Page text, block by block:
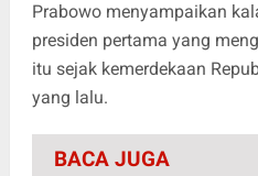
Prabowo menyampaikan
presiden pertama yang
itu sejak kemerdekaan
yang lalu.
BACA JUGA